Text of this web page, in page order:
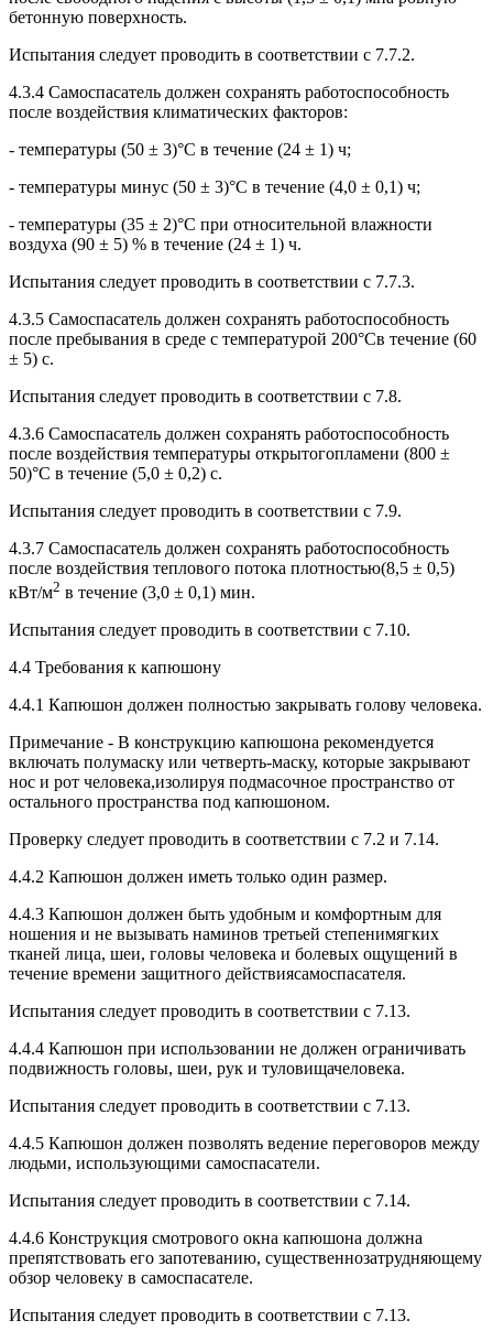
бетонную поверхность.
Испытания следует проводить в соответствии с 7.7.2.
4.3.4 Самоспасатель должен сохранять работоспособность
после воздействия климатических факторов:
- температуры (50 ± 3)°С в течение (24 ± 1) ч;
- температуры минус (50 ± 3)°С в течение (4,0 ± 0,1) ч;
- температуры (35 ± 2)°С при относительной влажности
воздуха (90 ± 5) % в течение (24 ± 1) ч.
Испытания следует проводить в соответствии с 7.7.3.
4.3.5 Самоспасатель должен сохранять работоспособность
после пребывания в среде с температурой 200°Св течение (60
± 5) с.
Испытания следует проводить в соответствии с 7.8.
4.3.6 Самоспасатель должен сохранять работоспособность
после воздействия температуры открытогопламени (800 ±
50)°С в течение (5,0 ± 0,2) с.
Испытания следует проводить в соответствии с 7.9.
4.3.7 Самоспасатель должен сохранять работоспособность
после воздействия теплового потока плотностью(8,5 ± 0,5)
кВт/м2 в течение (3,0 ± 0,1) мин.
Испытания следует проводить в соответствии с 7.10.
4.4 Требования к капюшону
4.4.1 Капюшон должен полностью закрывать голову человека.
Примечание - В конструкцию капюшона рекомендуется
включать полумаску или четверть-маску, которые закрывают
нос и рот человека,изолируя подмасочное пространство от
остального пространства под капюшоном.
Проверку следует проводить в соответствии с 7.2 и 7.14.
4.4.2 Капюшон должен иметь только один размер.
4.4.3 Капюшон должен быть удобным и комфортным для
ношения и не вызывать наминов третьей степенимягких
тканей лица, шеи, головы человека и болевых ощущений в
течение времени защитного действиясамоспасателя.
Испытания следует проводить в соответствии с 7.13.
4.4.4 Капюшон при использовании не должен ограничивать
подвижность головы, шеи, рук и туловищачеловека.
Испытания следует проводить в соответствии с 7.13.
4.4.5 Капюшон должен позволять ведение переговоров между
людьми, использующими самоспасатели.
Испытания следует проводить в соответствии с 7.14.
4.4.6 Конструкция смотрового окна капюшона должна
препятствовать его запотеванию, существеннозатрудняющему
обзор человеку в самоспасателе.
Испытания следует проводить в соответствии с 7.13.